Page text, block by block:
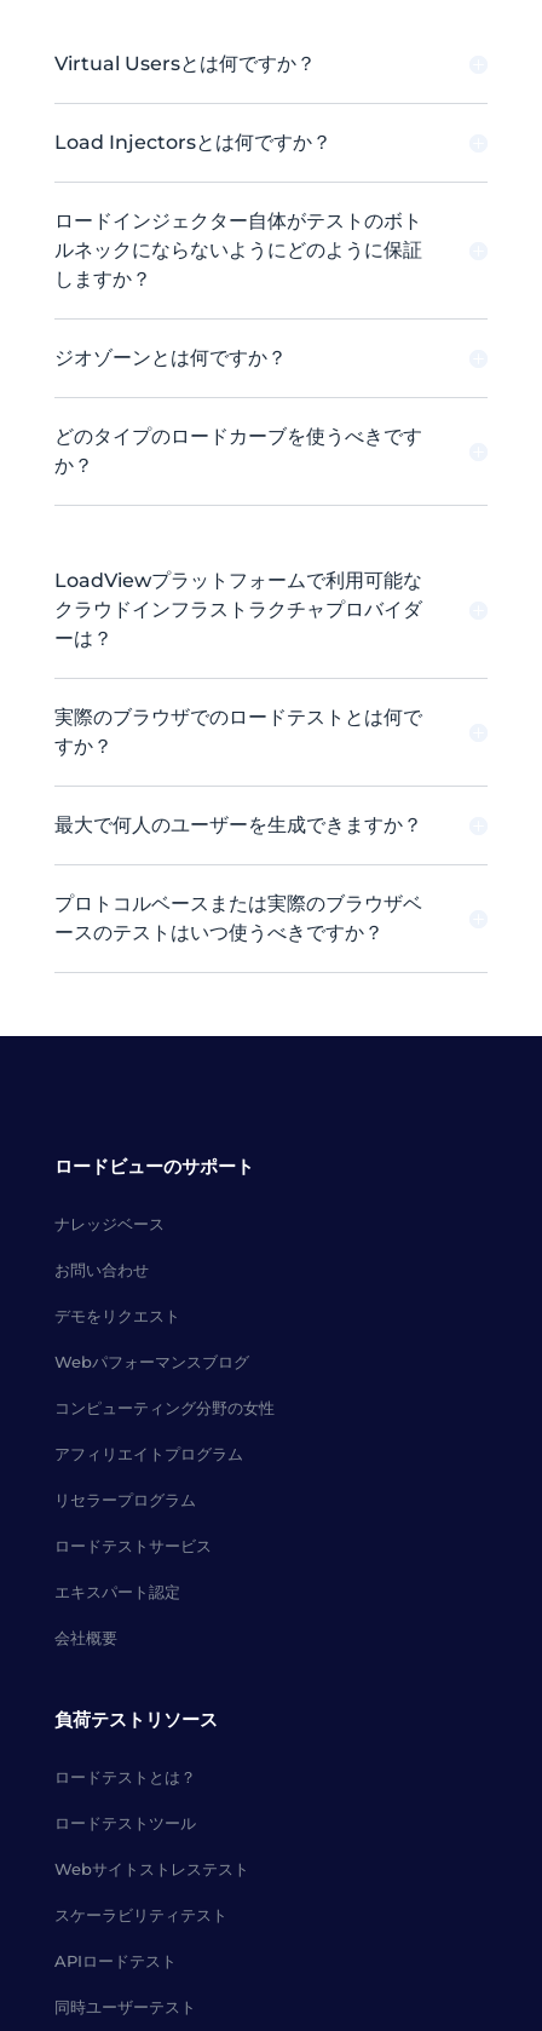
Virtual Usersとは何ですか？
Load Injectorsとは何ですか？
ロードインジェクター自体がテストのボト
ルネックにならないようにどのように保証
しますか？
ジオゾーンとは何ですか？
どのタイプのロードカーブを使うべきです
か？
LoadViewプラットフォームで利用可能な
クラウドインフラストラクチャプロバイダ
ーは？
実際のブラウザでのロードテストとは何で
すか？
最大で何人のユーザーを生成できますか？
プロトコルベースまたは実際のブラウザベ
ースのテストはいつ使うべきですか？
ロードビューのサポート
ナレッジベース
お問い合わせ
デモをリクエスト
Webパフォーマンスブログ
コンピューティング分野の女性
アフィリエイトプログラム
リセラープログラム
ロードテストサービス
エキスパート認定
会社概要
負荷テストリソース
ロードテストとは？
ロードテストツール
Webサイトストレステスト
スケーラビリティテスト
APIロードテスト
同時ユーザーテスト